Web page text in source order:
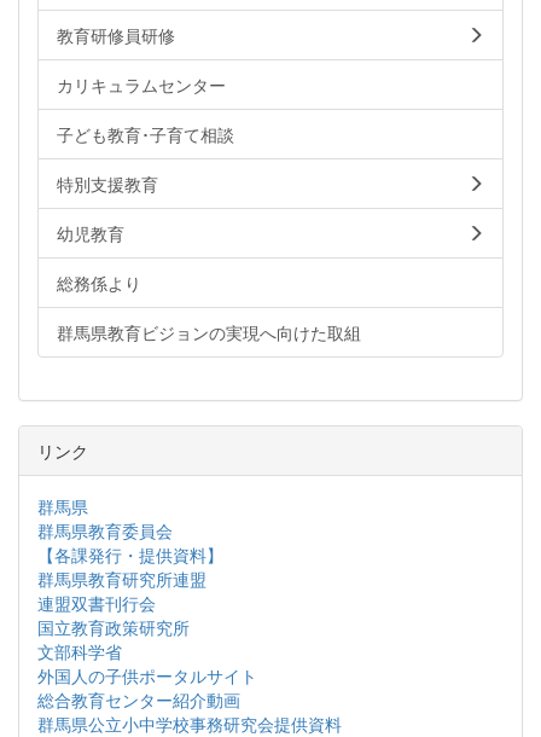
教育研修員研修
カリキュラムセンター
子ども教育･子育て相談
特別支援教育
幼児教育
総務係より
群馬県教育ビジョンの実現へ向けた取組
リンク
群馬県
群馬県教育委員会
【各課発行・提供資料】
群馬県教育研究所連盟
連盟双書刊行会
国立教育政策研究所
文部科学省
外国人の子供ポータルサイト
総合教育センター紹介動画
群馬県公立小中学校事務研究会提供資料